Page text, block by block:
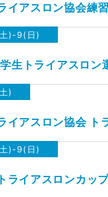
イアスロン協会練
)-9(日)
生トライアスロン
)
イアスロン協会 ト
)-9(日)
ライアスロンカッ